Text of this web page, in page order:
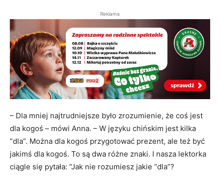
Reklama
– Dla mniej najtrudniejsze było zrozumienie, że coś jest
dla kogoś – mówi Anna. – W języku chińskim jest kilka
“dla”. Można dla kogoś przygotować prezent, ale też być
jakimś dla kogoś. To są dwa różne znaki. I nasza lektorka
ciągle się pytała: “Jak nie rozumiesz jakie “dla”?